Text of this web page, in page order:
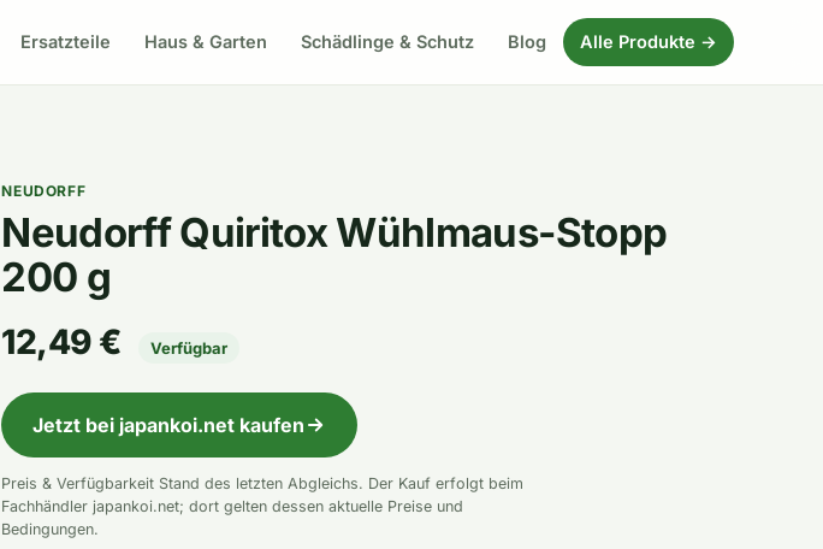
Ersatzteile Haus & Garten Schädlinge & Schutz Blog Alle Produkte →
NEUDORFF
Neudorff Quiritox Wühlmaus-Stopp
200 g
12,49 € Verfügbar
Jetzt bei japankoi.net kaufen
Preis & Verfügbarkeit Stand des letzten Abgleichs. Der Kauf erfolgt beim
Fachhändler japankoi.net; dort gelten dessen aktuelle Preise und
Bedingungen.